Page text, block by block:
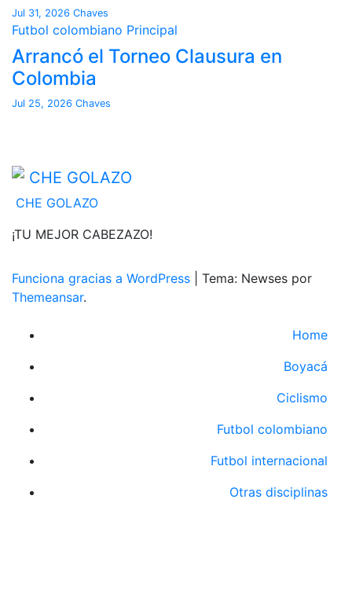
Jul 31, 2026 Chaves
Futbol colombiano Principal
Arrancó el Torneo Clausura en
Colombia
Jul 25, 2026 Chaves
CHE GOLAZO
¡TU MEJOR CABEZAZO!
Funciona gracias a WordPress
Tema: Newses por
Themeansar.
Home
Boyacá
Ciclismo
Futbol colombiano
Futbol internacional
Otras disciplinas